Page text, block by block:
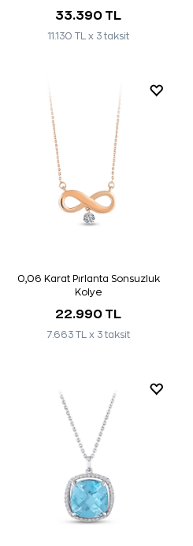
33.390 TL
11.130 TL x 3 taksit
0,06 Karat Pırlanta Sonsuzluk
Kolye
22.990 TL
7.663 TL x 3 taksit